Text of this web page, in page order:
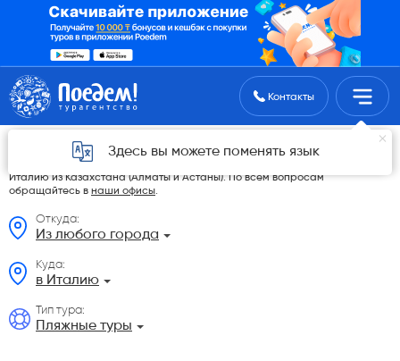
Поиск туровКонтакты
Здесь вы можете поменять язык
Пляжные туры из Казахстана
На данной странице мы разместили самые выгодные Пляжные туры в
Италию из Казахстана (Алматы и Астаны). По всем вопросам
обращайтесь в наши офисы.
Откуда:
Из любого города
Куда:
в Италию
Тип тура:
Пляжные туры